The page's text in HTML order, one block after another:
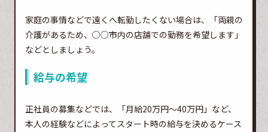
家庭の事情などで遠くへ転勤したくない場合は、「両親の
介護があるため、○○市内の店舗での勤務を希望します」
などとしましょう。
給与の希望
正社員の募集などでは、「月給20万円～40万円」など、
本人の経験などによってスタート時の給与を決めるケース